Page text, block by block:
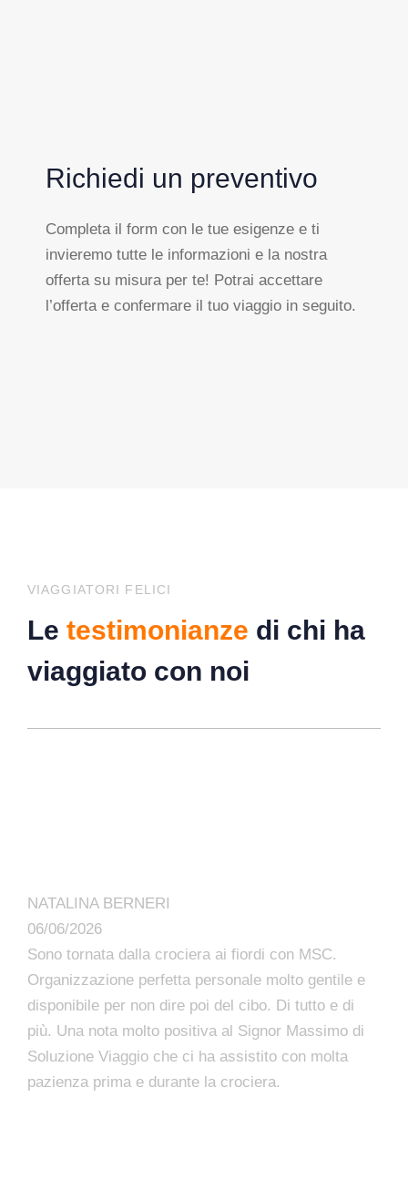
Richiedi un preventivo
Completa il form con le tue esigenze e ti
invieremo tutte le informazioni e la nostra
offerta su misura per te! Potrai accettare
l’offerta e confermare il tuo viaggio in seguito.
VIAGGIATORI FELICI
Le testimonianze di chi ha
viaggiato con noi
NATALINA BERNERI
06/06/2026
Sono tornata dalla crociera ai fiordi con MSC.
Organizzazione perfetta personale molto gentile e
disponibile per non dire poi del cibo. Di tutto e di
più. Una nota molto positiva al Signor Massimo di
Soluzione Viaggio che ci ha assistito con molta
pazienza prima e durante la crociera.